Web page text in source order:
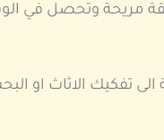
مريحة وتحصل في
تفكيك الاثاث او